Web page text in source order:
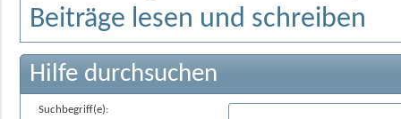
Beiträge lesen und schreiben
Hilfe durchsuchen
Suchbegriff(e):